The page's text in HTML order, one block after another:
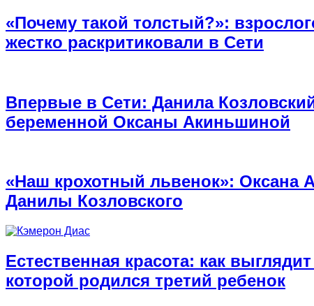
«Почему такой толстый?»:
жестко раскритиковали в Сети
Впервые в Сети: Данила
беременной Оксаны Акиньшиной
«Наш крохотный львенок»: Оксана
Данилы Козловского
Естественная красота: как
которой родился третий ребенок